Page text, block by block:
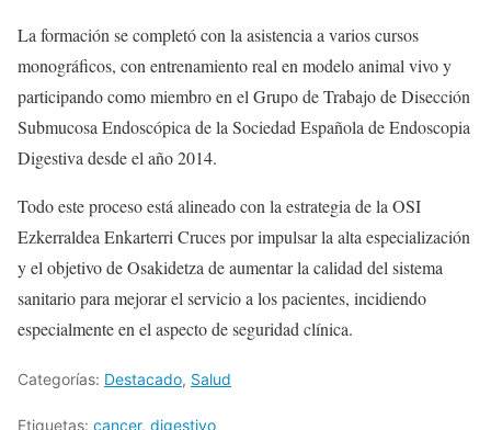
La formación se completó con la asistencia a varios cursos
monográficos, con entrenamiento real en modelo animal vivo y
participando como miembro en el Grupo de Trabajo de Disección
Submucosa Endoscópica de la Sociedad Española de Endoscopia
Digestiva desde el año 2014.
Todo este proceso está alineado con la estrategia de la OSI
Ezkerraldea Enkarterri Cruces por impulsar la alta especialización
y el objetivo de Osakidetza de aumentar la calidad del sistema
sanitario para mejorar el servicio a los pacientes, incidiendo
especialmente en el aspecto de seguridad clínica.
Categorías: Destacado, Salud
Etiquetas: cancer, digestivo